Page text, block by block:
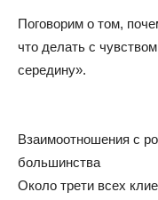
Поговорим о том,
что делать с
середину».
Взаимоотношения с
большинства
Около трети всех